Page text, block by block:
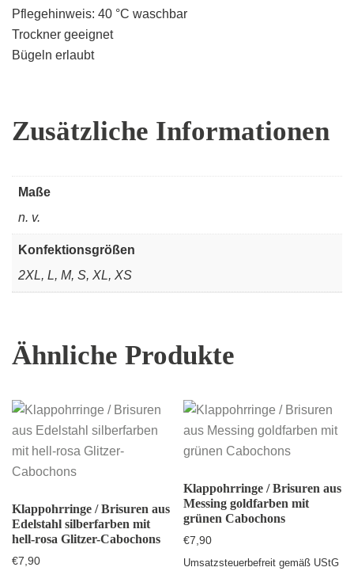
Pflegehinweis: 40 °C waschbar
Trockner geeignet
Bügeln erlaubt
Zusätzliche Informationen
Maße
n. v.
Konfektionsgrößen
2XL, L, M, S, XL, XS
Ähnliche Produkte
Klappohrringe / Brisuren aus
Edelstahl silberfarben mit
hell-rosa Glitzer-Cabochons
€7,90
Klappohrringe / Brisuren aus
Messing goldfarben mit
grünen Cabochons
€7,90
Umsatzsteuerbefreit gemäß UStG